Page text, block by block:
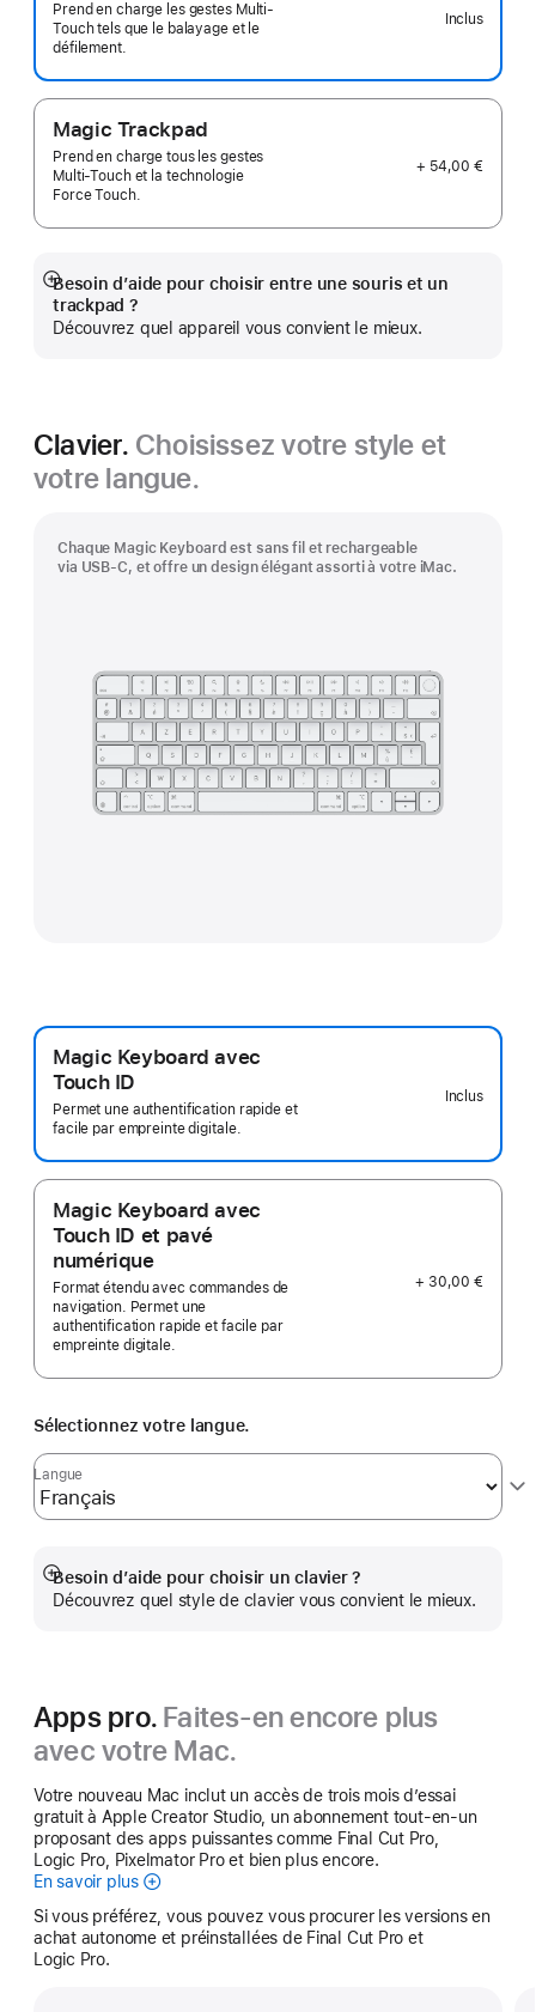
Prend en charge les gestes Multi-
Touch tels que le balayage et le
défilement.
Inclus
Magic Trackpad
Prend en charge tous les gestes
Multi‑Touch et la technologie
Force Touch.
+ 54,00 €
Besoin d’aide pour choisir entre une souris et un
trackpad ?
Découvrez quel appareil vous convient le mieux.
Afficher
plus
Clavier. Choisissez votre style et
votre langue.
Chaque Magic Keyboard est sans fil et rechargeable
via USB-C, et offre un design élégant assorti à votre iMac.
Magic Keyboard avec
Touch ID
Permet une authentification rapide et
facile par empreinte digitale.
Inclus
Magic Keyboard avec
Touch ID et pavé
numérique
Format étendu avec commandes de
navigation. Permet une
authentification rapide et facile par
empreinte digitale.
+ 30,00 €
Sélectionnez votre langue.
Langue
Besoin d’aide pour choisir un clavier ?
Découvrez quel style de clavier vous convient le mieux.
Afficher
plus
Apps pro. Faites-en encore plus
avec votre Mac.
Votre nouveau Mac inclut un accès de trois mois d’essai
gratuit à Apple Creator Studio, un abonnement tout-en-un
proposant des apps puissantes comme Final Cut Pro,
Logic Pro, Pixelmator Pro et bien plus encore.
En savoir plusApple Creator Studio
Si vous préférez, vous pouvez vous procurer les versions en
achat autonome et préinstallées de Final Cut Pro et
Logic Pro.